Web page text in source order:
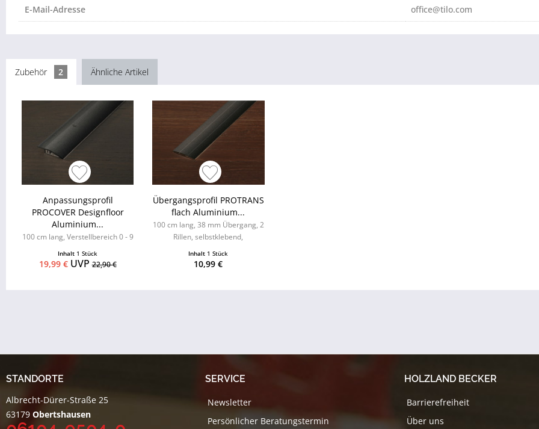
E-Mail-Adresse office@tilo.com
Zubehör 2 Ähnliche Artikel
Anpassungsprofil
PROCOVER Designfloor
Aluminium...
100 cm lang, Verstellbereich 0 - 9
Inhalt 1 Stück
19,99 €UVP22,90 €
Übergangsprofil PROTRANS
flach Aluminium...
100 cm lang, 38 mm Übergang, 2
Rillen, selbstklebend,
Inhalt 1 Stück
10,99 €
STANDORTE
Albrecht-Dürer-Straße 25
63179 Obertshausen
SERVICE
Newsletter
Persönlicher Beratungstermin
HOLZLAND BECKER
Barrierefreiheit
Über uns